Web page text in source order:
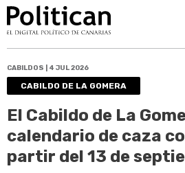
CABILDOS | 4 JUL 2026
CABILDO DE LA GOMERA
El Cabildo de La
calendario de caza
partir del 13 de